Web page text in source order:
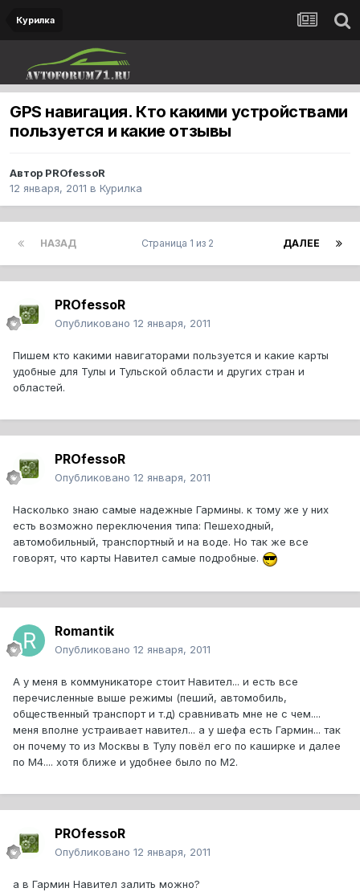
Курилка
GPS навигация. Кто какими устройствами
пользуется и какие отзывы
Автор PROfessoR
12 января, 2011 в Курилка
НАЗАД ДАЛЕЕ
Страница 1 из 2
PROfessoR
Опубликовано 12 января, 2011
Пишем кто какими навигаторами пользуется и какие карты
удобные для Тулы и Тульской области и других стран и
областей.
PROfessoR
Опубликовано 12 января, 2011
Насколько знаю самые надежные Гармины. к тому же у них
есть возможно переключения типа: Пешеходный,
автомобильный, транспортный и на воде. Но так же все
говорят, что карты Навител самые подробные.
Romantik
Опубликовано 12 января, 2011
А у меня в коммуникаторе стоит Навител... и есть все
перечисленные выше режимы (пеший, автомобиль,
общественный транспорт и т.д) сравнивать мне не с чем....
меня вполне устраивает навител... а у шефа есть Гармин... так
он почему то из Москвы в Тулу повёл его по каширке и далее
по М4.... хотя ближе и удобнее было по М2.
PROfessoR
Опубликовано 12 января, 2011
а в Гармин Навител залить можно?